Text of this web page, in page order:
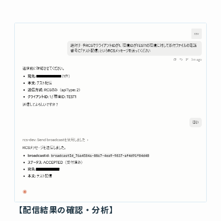
【配信結果の確認・分析】